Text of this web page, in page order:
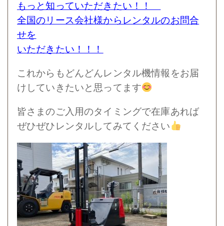
もっと知っていただきたい！！
全国のリース会社様からレンタルのお問合
せを
いただきたい！！！
これからもどんどんレンタル機情報をお届
けしていきたいと思ってます
皆さまのご入用のタイミングで在庫あれば
ぜひぜひレンタルしてみてください